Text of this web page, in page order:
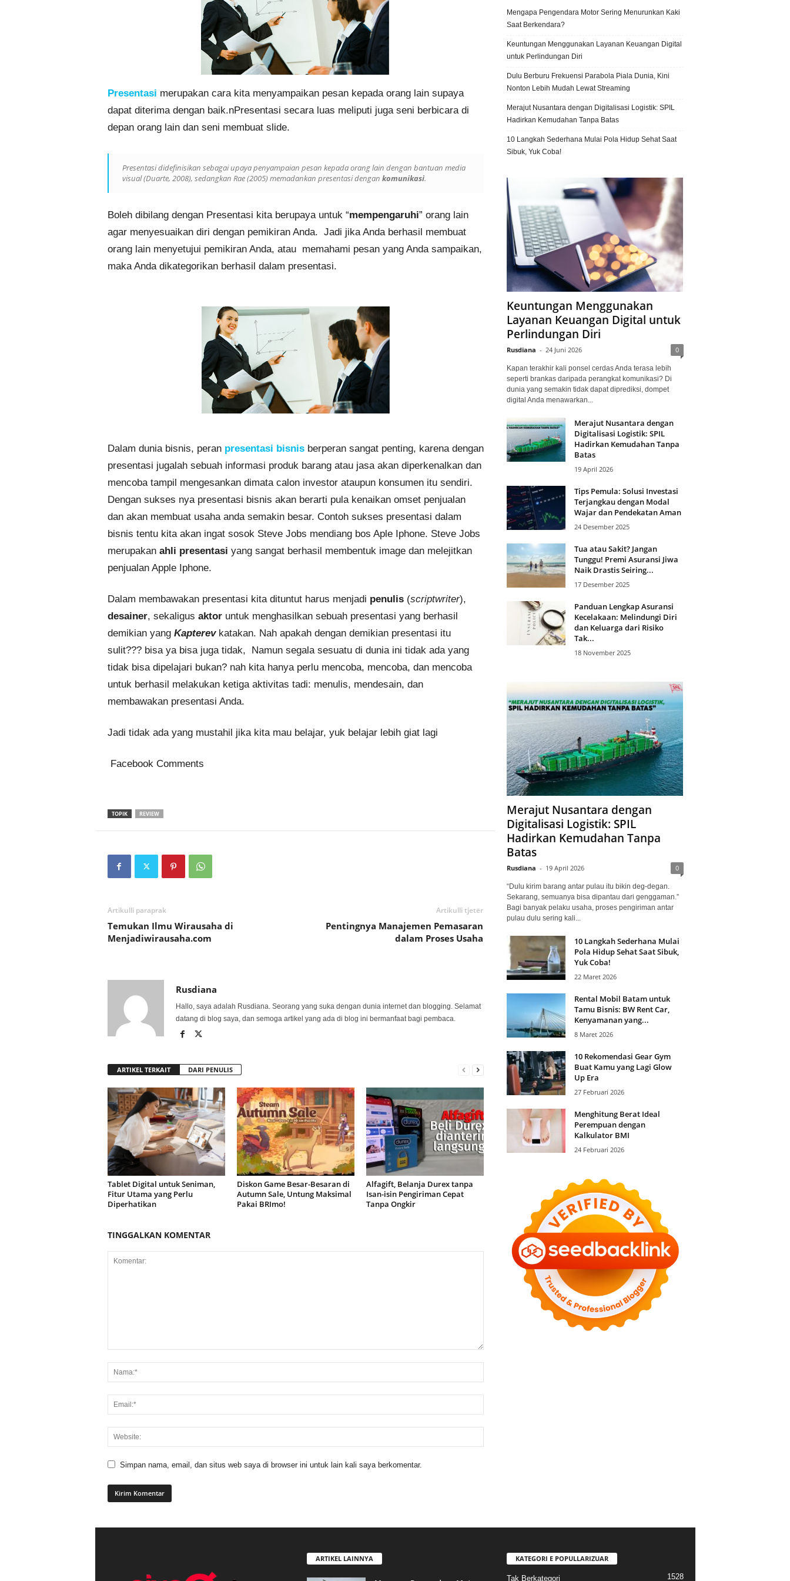
Presentasi merupakan cara kita menyampaikan pesan kepada orang lain supaya
dapat diterima dengan baik.nPresentasi secara luas meliputi juga seni berbicara di
depan orang lain dan seni membuat slide.
Presentasi didefinisikan sebagai upaya penyampaian pesan kepada orang lain dengan bantuan media
visual (Duarte, 2008), sedangkan Rae (2005) memadankan presentasi dengan komunikasi.
Boleh dibilang dengan Presentasi kita berupaya untuk “mempengaruhi” orang lain
agar menyesuaikan diri dengan pemikiran Anda. Jadi jika Anda berhasil membuat
orang lain menyetujui pemikiran Anda, atau memahami pesan yang Anda sampaikan,
maka Anda dikategorikan berhasil dalam presentasi.
Dalam dunia bisnis, peran presentasi bisnisberperan sangat penting, karena dengan
presentasi jugalah sebuah informasi produk barang atau jasa akan diperkenalkan dan
mencoba tampil mengesankan dimata calon investor ataupun konsumen itu sendiri.
Dengan sukses nya presentasi bisnis akan berarti pula kenaikan omset penjualan
dan akan membuat usaha anda semakin besar. Contoh sukses presentasi dalam
bisnis tentu kita akan ingat sosok Steve Jobs mendiang bos Aple Iphone. Steve Jobs
merupakan ahli presentasi yang sangat berhasil membentuk image dan melejitkan
penjualan Apple Iphone.
Dalam membawakan presentasi kita dituntut harus menjadi penulis(scriptwriter),
desainer, sekaligus aktoruntuk menghasilkan sebuah presentasi yang berhasil
demikian yang Kapterev katakan. Nah apakah dengan demikian presentasi itu
sulit??? bisa ya bisa juga tidak, Namun segala sesuatu di dunia ini tidak ada yang
tidak bisa dipelajari bukan? nah kita hanya perlu mencoba, mencoba, dan mencoba
untuk berhasil melakukan ketiga aktivitas tadi: menulis, mendesain, dan
membawakan presentasi Anda.
Jadi tidak ada yang mustahil jika kita mau belajar, yuk belajar lebih giat lagi
Facebook Comments
TOPIK REVIEW
Artikulli paraprak
Temukan Ilmu Wirausaha di
Menjadiwirausaha.com
Artikulli tjetër
Pentingnya Manajemen Pemasaran
dalam Proses Usaha
Rusdiana
Hallo, saya adalah Rusdiana. Seorang yang suka dengan dunia internet dan blogging. Selamat
datang di blog saya, dan semoga artikel yang ada di blog ini bermanfaat bagi pembaca.
ARTIKEL TERKAIT DARI PENULIS
Tablet Digital untuk Seniman,
Fitur Utama yang Perlu
Diperhatikan
Diskon Game Besar-Besaran di
Autumn Sale, Untung Maksimal
Pakai BRImo!
Alfagift, Belanja Durex tanpa
Isan-isin Pengiriman Cepat
Tanpa Ongkir
TINGGALKAN KOMENTAR
Simpan nama, email, dan situs web saya di browser ini untuk lain kali saya berkomentar.
Mengapa Pengendara Motor Sering Menurunkan Kaki
Saat Berkendara?
Keuntungan Menggunakan Layanan Keuangan Digital
untuk Perlindungan Diri
Dulu Berburu Frekuensi Parabola Piala Dunia, Kini
Nonton Lebih Mudah Lewat Streaming
Merajut Nusantara dengan Digitalisasi Logistik: SPIL
Hadirkan Kemudahan Tanpa Batas
10 Langkah Sederhana Mulai Pola Hidup Sehat Saat
Sibuk, Yuk Coba!
Keuntungan Menggunakan
Layanan Keuangan Digital untuk
Perlindungan Diri
Rusdiana - 24 Juni 2026 0
Kapan terakhir kali ponsel cerdas Anda terasa lebih
seperti brankas daripada perangkat komunikasi? Di
dunia yang semakin tidak dapat diprediksi, dompet
digital Anda menawarkan...
Merajut Nusantara dengan
Digitalisasi Logistik: SPIL
Hadirkan Kemudahan Tanpa
Batas
19 April 2026
Tips Pemula: Solusi Investasi
Terjangkau dengan Modal
Wajar dan Pendekatan Aman
24 Desember 2025
Tua atau Sakit? Jangan
Tunggu! Premi Asuransi Jiwa
Naik Drastis Seiring...
17 Desember 2025
Panduan Lengkap Asuransi
Kecelakaan: Melindungi Diri
dan Keluarga dari Risiko
Tak...
18 November 2025
Merajut Nusantara dengan
Digitalisasi Logistik: SPIL
Hadirkan Kemudahan Tanpa
Batas
Rusdiana - 19 April 2026 0
“Dulu kirim barang antar pulau itu bikin deg-degan.
Sekarang, semuanya bisa dipantau dari genggaman.”
Bagi banyak pelaku usaha, proses pengiriman antar
pulau dulu sering kali...
10 Langkah Sederhana Mulai
Pola Hidup Sehat Saat Sibuk,
Yuk Coba!
22 Maret 2026
Rental Mobil Batam untuk
Tamu Bisnis: BW Rent Car,
Kenyamanan yang...
8 Maret 2026
10 Rekomendasi Gear Gym
Buat Kamu yang Lagi Glow
Up Era
27 Februari 2026
Menghitung Berat Ideal
Perempuan dengan
Kalkulator BMI
24 Februari 2026
ARTIKEL LAINNYA KATEGORI E POPULLARIZUAR
Tak Berkategori 1528